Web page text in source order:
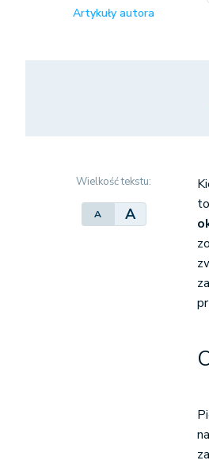
Artykuły autora
Wielkość tekstu:
A A